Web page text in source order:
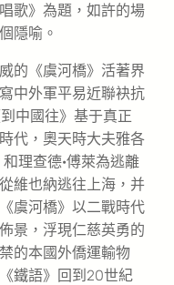
歌》為題，如許的場
隱喻。
的《虞河橋》活著界
中外軍平易近聯袂抗
中國往》基于真正
代，奧天時大夫雅各
理查德·傅萊為逃離
維也納逃往上海，并
虞河橋》以二戰時代
景，浮現仁慈英勇的
的本國外僑運輸物
鐵語》回到20世紀